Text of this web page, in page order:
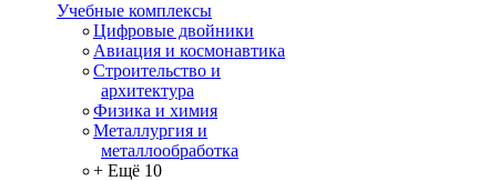
Учебные комплексы
Цифровые двойники
Авиация и космонавтика
Строительство и
архитектура
Физика и химия
Металлургия и
металлообработка
+ Ещё 10